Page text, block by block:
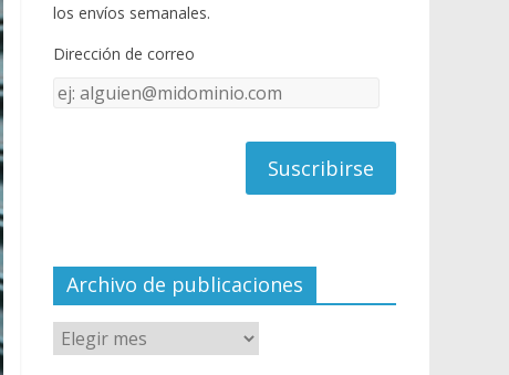
o
k e
C
el
los envíos semanales.
Dirección de correo
Dirección
Archivo de publicaciones